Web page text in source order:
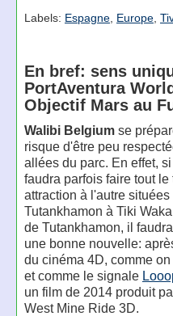
Labels: Espagne, Europe,
En bref: sens
PortAventura
Objectif Mars au
Walibi Belgiumse
risque d'être peu
allées du parc. En effet,
faudra parfois faire tout
attraction à l'autre
Tutankhamon à Tiki
de Tutankhamon, il
une bonne nouvelle:
du cinéma 4D, comme
et comme le signale
un film de 2014 produit
West Mine Ride 3D.